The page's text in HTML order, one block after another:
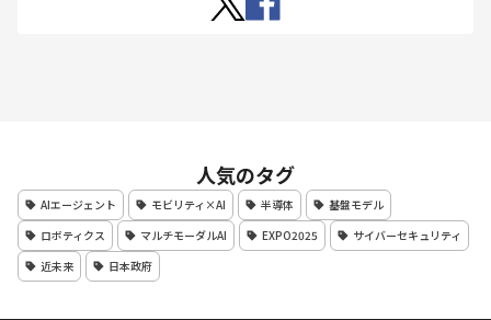
人気のタグ
AIエージェント モビリティ×AI 半導体
基盤モデル
ロボティクス
マルチモーダルAI EXPO2025
サイバーセキュリティ
近未来
日本政府